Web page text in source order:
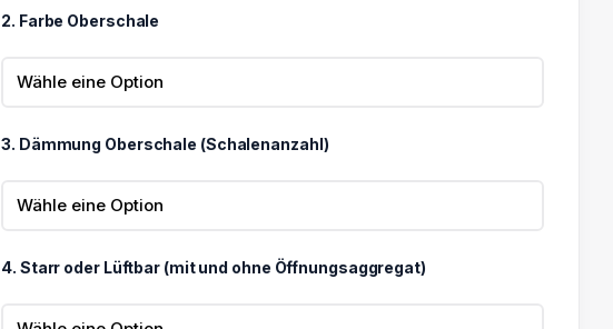
2. Farbe Oberschale
3. Dämmung Oberschale (Schalenanzahl)
4. Starr oder Lüftbar (mit und ohne Öffnungsaggregat)